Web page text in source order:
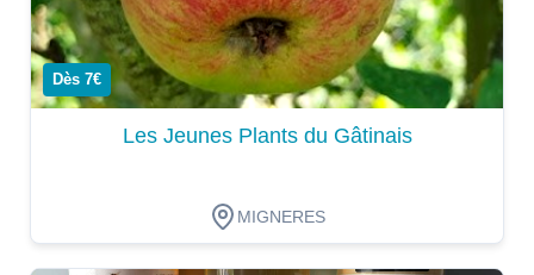
Dès 7€
Les Jeunes Plants du Gâtinais
MIGNERES